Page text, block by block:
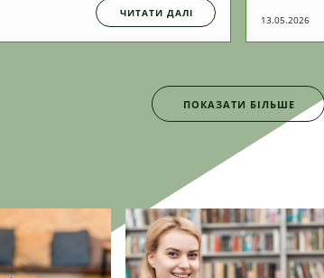
ЧИТАТИ ДАЛІ
13.05.2026
ПОКАЗАТИ БІЛЬШЕ